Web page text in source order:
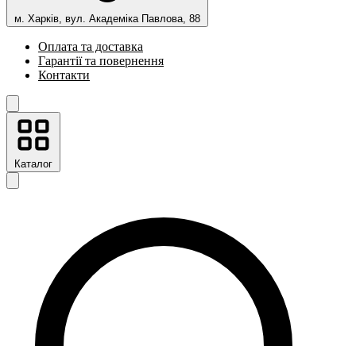
м. Харків, вул. Академіка Павлова, 88
Оплата та доставка
Гарантії та повернення
Контакти
Каталог